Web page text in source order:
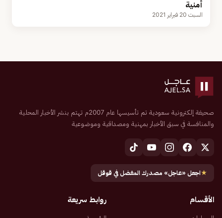
أمنية
السبت 20 فبراير 2021
صحيفة إلكترونية سعودية تم تأسيسها عام 2007م تهتم بنشر الأخبار المحلية
والمنافسة في سبق الأخبار بمهنية ومصداقية وموضوعية
★اجعل «عاجل» مصدرك المفضل في قوقل
الأقسام روابط سريعة